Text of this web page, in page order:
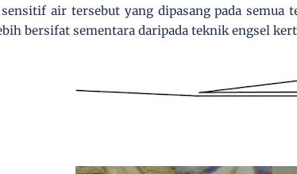
air tersebut yang dipasang pada semua
bersifat sementara daripada teknik engsel